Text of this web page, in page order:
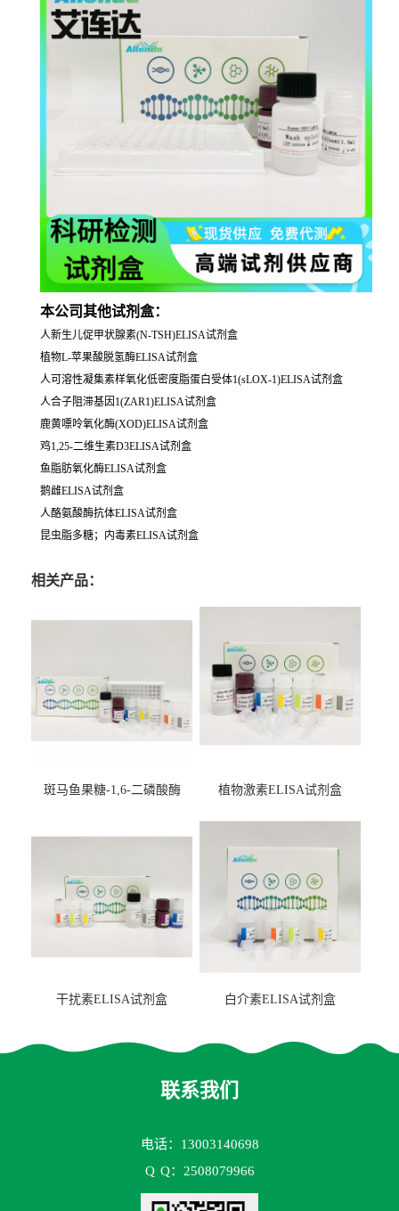
本公司其他试剂盒：
人新生儿促甲状腺素(N-TSH)ELISA试剂盒
植物L-苹果酸脱氢酶ELISA试剂盒
人可溶性凝集素样氧化低密度脂蛋白受体1(sLOX-1)ELISA试剂盒
人合子阻滞基因1(ZAR1)ELISA试剂盒
鹿黄嘌呤氧化酶(XOD)ELISA试剂盒
鸡1,25-二维生素D3ELISA试剂盒
鱼脂肪氧化酶ELISA试剂盒
鹅雌ELISA试剂盒
人酪氨酸酶抗体ELISA试剂盒
昆虫脂多糖；内毒素ELISA试剂盒
相关产品：
斑马鱼果糖-1,6-二磷酸酶
盒
植物激素ELISA试剂盒
干扰素ELISA试剂盒 白介素ELISA试剂盒
联系我们
电话：13003140698
Q Q：2508079966